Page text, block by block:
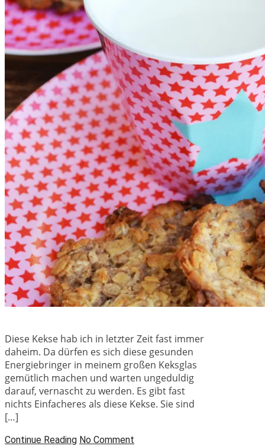
Diese Kekse hab ich in letzter Zeit fast immer
daheim. Da dürfen es sich diese gesunden
Energiebringer in meinem großen Keksglas
gemütlich machen und warten ungeduldig
darauf, vernascht zu werden. Es gibt fast
nichts Einfacheres als diese Kekse. Sie sind
[…]
Continue Reading No Comment